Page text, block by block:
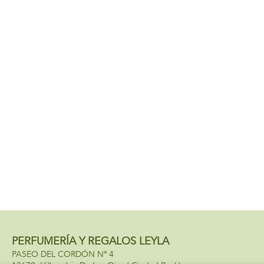
PERFUMERÍA Y REGALOS LEYLA
PASEO DEL CORDÓN Nº 4